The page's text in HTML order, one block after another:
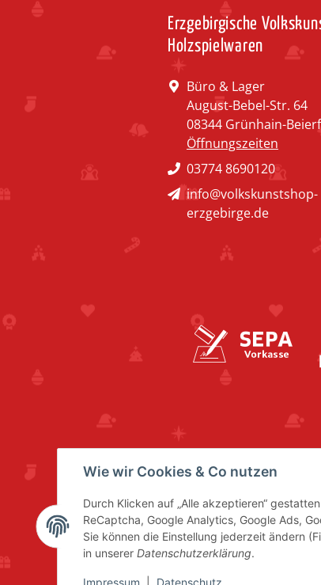
Erzgebirgische
Holzspielwaren
Büro & Lager
August-Bebel-Str. 64
08344 Grünhain-
Öffnungszeiten
03774 8690120
info@volkskunstshop-
erzgebirge.de
Wie wir Cookies & Co nutzen
Durch Klicken auf „Alle akzeptieren“
ReCaptcha, Google Analytics, Google Ads,
Sie können die Einstellung jederzeit ändern
in unserer Datenschutzerklärung.
Impressum Datenschutz